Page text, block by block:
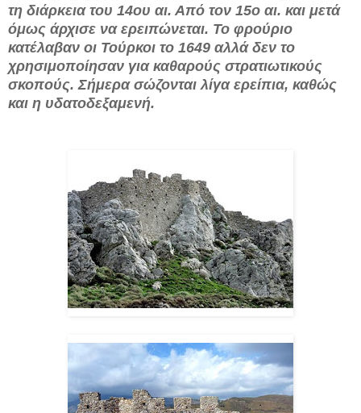
τη διάρκεια του 14ου αι. Από τον 15ο αι. και μετά
όμως άρχισε να ερειπώνεται. Το φρούριο
κατέλαβαν οι Τούρκοι το 1649 αλλά δεν το
χρησιμοποίησαν για καθαρούς στρατιωτικούς
σκοπούς. Σήμερα σώζονται λίγα ερείπια, καθώς
και η υδατοδεξαμενή.